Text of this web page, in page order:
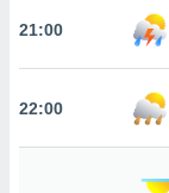
de
21:00
22:00